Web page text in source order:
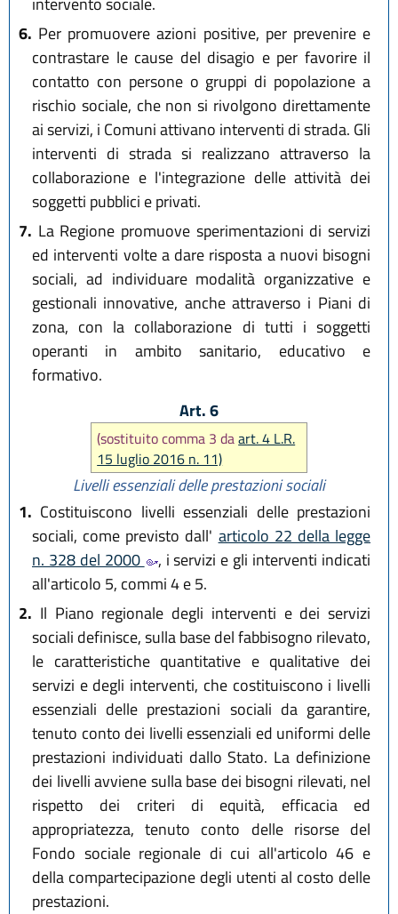
6. Per promuovere azioni positive, per prevenire e
contrastare le cause del disagio e per favorire il
contatto con persone o gruppi di popolazione a
rischio sociale, che non si rivolgono direttamente
ai servizi, i Comuni attivano interventi di strada. Gli
interventi di strada si realizzano attraverso la
collaborazione e l'integrazione delle attività dei
soggetti pubblici e privati.
7. La Regione promuove sperimentazioni di servizi
ed interventi volte a dare risposta a nuovi bisogni
sociali, ad individuare modalità organizzative e
gestionali innovative, anche attraverso i Piani di
zona, con la collaborazione di tutti i soggetti
operanti in ambito sanitario, educativo e
formativo.
Art. 6
(sostituito comma 3 daart. 4 L.R.
15 luglio 2016 n. 11)
Livelli essenziali delle prestazioni sociali
1. Costituiscono livelli essenziali delle prestazioni
sociali, come previsto dall' articolo 22 della legge
n. 328 del 2000
, i servizi e gli interventi indicati
all'articolo 5, commi 4 e 5.
2. Il Piano regionale degli interventi e dei servizi
sociali definisce, sulla base del fabbisogno rilevato,
le caratteristiche quantitative e qualitative dei
servizi e degli interventi, che costituiscono i livelli
essenziali delle prestazioni sociali da garantire,
tenuto conto dei livelli essenziali ed uniformi delle
prestazioni individuati dallo Stato. La definizione
dei livelli avviene sulla base dei bisogni rilevati, nel
rispetto dei criteri di equità, efficacia ed
appropriatezza, tenuto conto delle risorse del
Fondo sociale regionale di cui all'articolo 46 e
della compartecipazione degli utenti al costo delle
prestazioni.